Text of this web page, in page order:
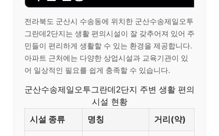
전라북도 군산시 수송동에 위치한 군산수송제일오투
그란데2단지는 생활 편의시설이 잘 갖추어져 있어 주
민들이 편리하게 생활할 수 있는 환경을 제공합니다.
아파트 근처에는 다양한 상업시설과 교육기관이 있
어 일상적인 필요를 쉽게 충족할 수 있습니다.
군산수송제일오투그란데2단지 주변 생활 편의
시설 현황
시설 종류
명칭 거리(약)